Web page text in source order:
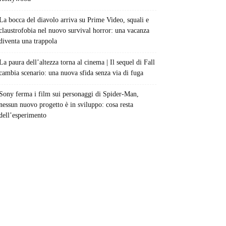
bocca del diavolo arriva su Prime Video, squali e
nel nuovo survival horror: una vacanza
una trappola
paura dell’altezza torna al cinema | Il sequel di Fall
scenario: una nuova sfida senza via di fuga
Sony ferma i film sui personaggi di Spider-Man,
nuovo progetto è in sviluppo: cosa resta